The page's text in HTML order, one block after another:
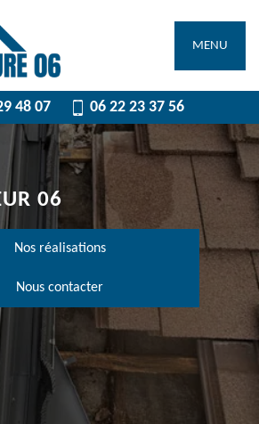
MENU
48 07 06 22 23 37 56
06
Nos réalisations
Nous contacter